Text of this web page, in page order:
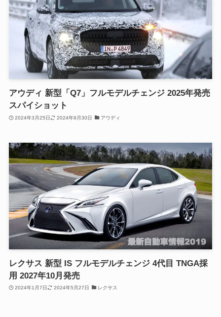
アウディ 新型「Q7」フルモデルチェンジ 2025年発売
スパイショット
2024年3月25日 2024年9月30日 アウディ
レクサス 新型 IS フルモデルチェンジ 4代目 TNGA採
用 2027年10月発売
2024年1月7日 2024年5月27日 レクサス